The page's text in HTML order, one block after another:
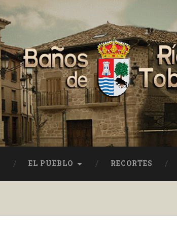
EL PUEBLO RECORTES